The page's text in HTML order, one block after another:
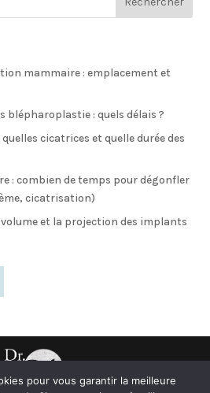
mammaire : emplacement et
blépharoplastie : quels délais ?
cicatrices et quelle durée des
: combien de temps pour dégonfler
cicatrisation)
et la projection des implants
pour vous garantir la meilleure